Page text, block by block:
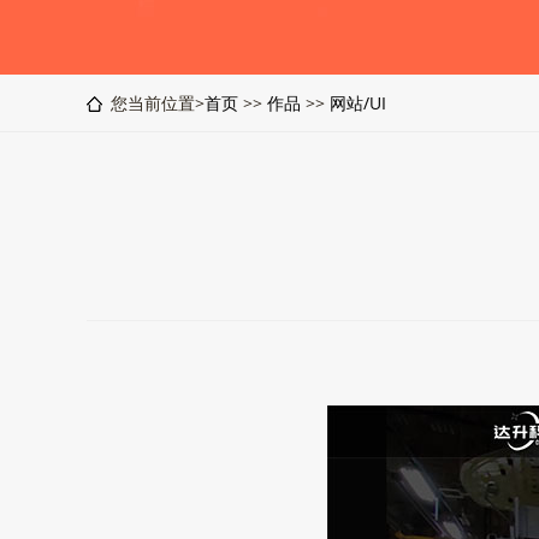
您当前位置>首页 >> 作品 >> 网站/UI